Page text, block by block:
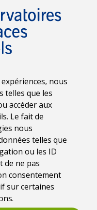
nous
telles que les
accéder aux
Le fait de
nous
telles que
ou les ID
de ne pas
consentement
sur certaines